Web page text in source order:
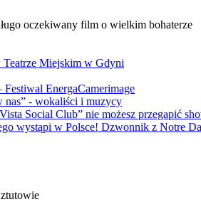
oczekiwany film o wielkim bohaterze
Teatrze Miejskim w Gdyni
EnergaCamerimage
nas” - wokaliści i muzycy
Social Club” nie możesz przegapić
wystąpi w Polsce! Dzwonnik z Notre